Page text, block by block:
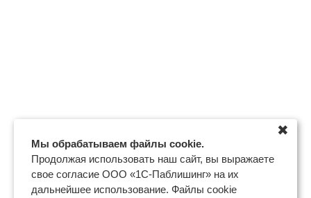
Мы обрабатываем файлы cookie.
Продолжая использовать наш сайт, вы выражаете
свое согласие ООО «1С-Паблишинг» на их
дальнейшее использование. Файлы cookie
✖